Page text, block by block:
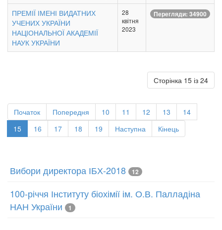
ПРЕМІЇ ІМЕНІ ВИДАТНИХ
УЧЕНИХ УКРАЇНИ
НАЦІОНАЛЬНОЇ АКАДЕМІЇ
НАУК УКРАЇНИ
28
квітня
2023
Перегляди: 34900
Сторінка 15 із 24
Початок Попередня 10 11 12 13
14
15
16 17 18 19 Наступна Кінець
Вибори директора ІБХ-2018 12
100-річчя Інституту біохімії ім. О.В. Палладіна
НАН України
1